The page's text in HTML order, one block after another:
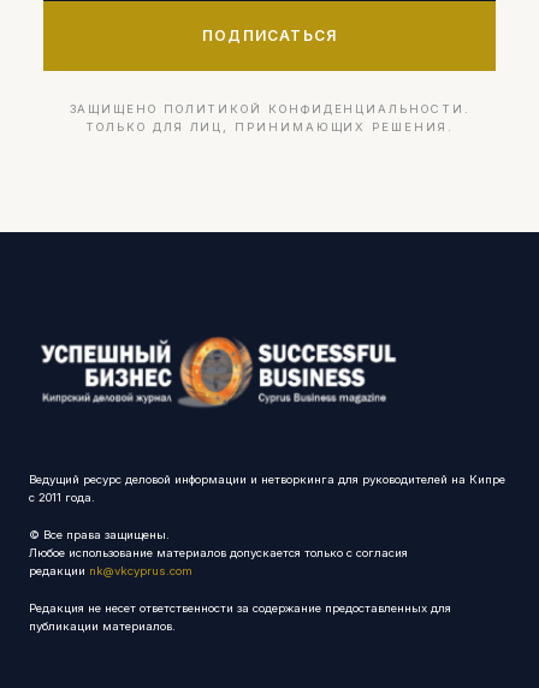
ПОДПИСАТЬСЯ
ЗАЩИЩЕНО ПОЛИТИКОЙ КОНФИДЕНЦИАЛЬНОСТИ.
ТОЛЬКО ДЛЯ ЛИЦ, ПРИНИМАЮЩИХ РЕШЕНИЯ.
Ведущий ресурс деловой информации и нетворкинга для руководителей на Кипре
с 2011 года.
© Все права защищены.
Любое использование материалов допускается только с согласия
редакции nk@vkcyprus.com
Редакция не несет ответственности за содержание предоставленных для
публикации материалов.